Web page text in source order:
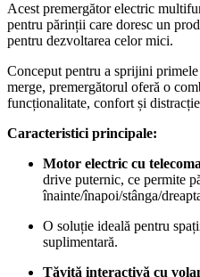
Acest premergător electric
pentru părinții care doresc un
pentru dezvoltarea celor mici.
Conceput pentru a sprijini
merge, premergătorul oferă o
funcționalitate, confort și
Caracteristici principale:
Motor electric cu
drive puternic, ce permite
înainte/înapoi/stânga/
O soluție ideală pentru
suplimentară.
Tăviță interactivă cu